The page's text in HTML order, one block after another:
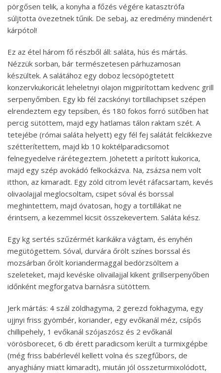
pörgősen telik, a konyha a főzés végére katasztrófa
súljtotta övezetnek tűnik. De sebaj, az eredmény mindenért
kárpótol!
Ez az étel három fő részből áll: saláta, hús és mártás.
Nézzük sorban, bár természetesen párhuzamosan
készültek. A salátához egy doboz lecsöpögtetett
konzervkukoricát leheletnyi olajon migpirítottam kedvenc grill
serpenyőmben. Egy kb fél zacskónyi tortillachipset szépen
elrendeztem egy tepsiben, és 180 fokos forró sütőben hat
percig sütöttem, majd egy hatlamas tálon raktam szét. A
tetejébe (római saláta helyett) egy fél fej salátát felcikkezve
szétterítettem, majd kb 10 koktélparadicsomot
felnegyedelve rárétegeztem. Jöhetett a pirított kukorica,
majd egy szép avokádó felkockázva. Na, zsázsa nem volt
itthon, az kimaradt. Egy zöld citrom levét ráfacsartam, kevés
olivaolajjal meglocsoltam, csipet sóval és borssal
meghintettem, majd óvatosan, hogy a tortillákat ne
érintsem, a kezemmel kicsit összekevertem. Saláta kész.
Egy kg sertés szűzérmét karikákra vágtam, és enyhén
megütögettem. Sóval, durvára őrölt színes borssal és
mozsárban őrölt koriandermaggal bedörzsöltem a
szeleteket, majd kevéske olivailajjal kikent grillserpenyőben
időnként megforgatva barnásra sütöttem.
Jerk mártás: 4 szál zöldhagyma, 2 gerezd fokhagyma, egy
ujjnyi friss gyömbér, koriander, egy evőkanál méz, csípős
chillipehely, 1 evőkanál szójaszósz és 2 evőkanál
vörösborecet, 6 db érett paradicsom került a turmixgépbe
(még friss babérlevél kellett volna és szegfűbors, de
anyaghiány miatt kimaradt), miután jól összeturmixolódott,